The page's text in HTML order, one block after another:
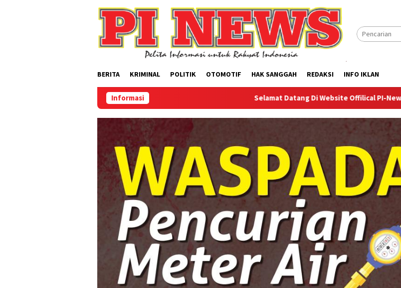
BERITA KRIMINAL POLITIK OTOMOTIF HAK SANGGAH REDAKSI INFO IKLAN
Informasi Selamat Datang Di Website Offilical PI-News Online -